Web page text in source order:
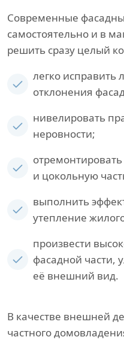
Современные
самостоятельно и в
решить сразу целый
легко исправить
отклонения
нивелировать
неровности;
и цокольную
выполнить
утепление
произвести
фасадной части,
её внешний вид.
В качестве внешней
частного